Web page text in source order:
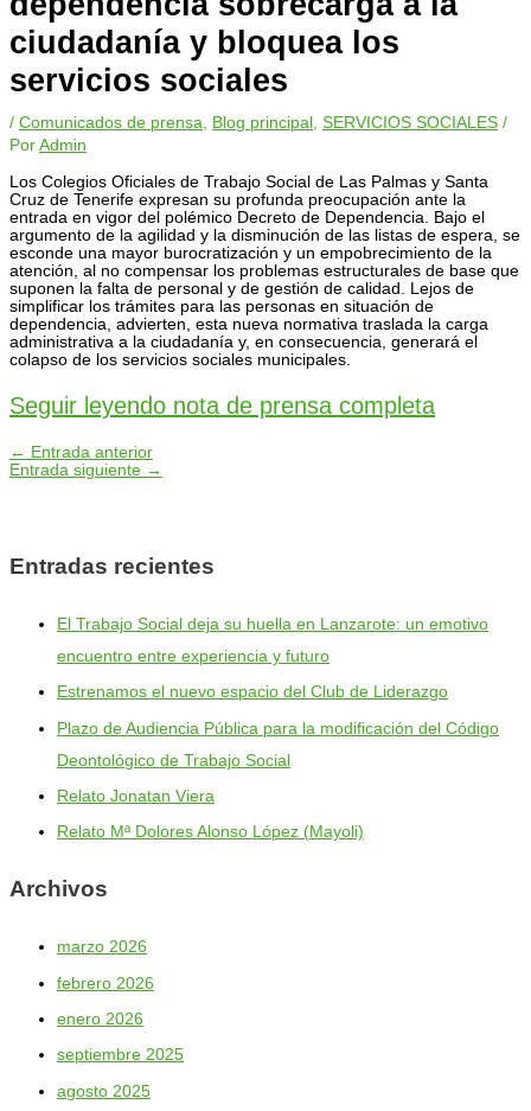
ciudadanía y bloquea los
servicios sociales
/ Comunicados de prensa, Blog principal , SERVICIOS SOCIALES /
Por Admin
Los Colegios Oficiales de Trabajo Social de Las Palmas y Santa
Cruz de Tenerife expresan su profunda preocupación ante la
entrada en vigor del polémico Decreto de Dependencia. Bajo el
argumento de la agilidad y la disminución de las listas de espera, se
esconde una mayor burocratización y un empobrecimiento de la
atención, al no compensar los problemas estructurales de base que
suponen la falta de personal y de gestión de calidad. Lejos de
simplificar los trámites para las personas en situación de
dependencia, advierten, esta nueva normativa traslada la carga
administrativa a la ciudadanía y, en consecuencia, generará el
colapso de los servicios sociales municipales.
Seguir leyendo nota de prensa completa
← Entrada anterior
Entrada siguiente →
Entradas recientes
El Trabajo Social deja su huella en Lanzarote: un emotivo
encuentro entre experiencia y futuro
Estrenamos el nuevo espacio del Club de Liderazgo
Plazo de Audiencia Pública para la modificación del Código
Deontológico de Trabajo Social
Relato Jonatan Viera
Relato Mª Dolores Alonso López (Mayoli)
Archivos
marzo 2026
febrero 2026
enero 2026
septiembre 2025
agosto 2025